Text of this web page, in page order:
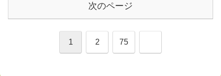
次のページ
1 2 75